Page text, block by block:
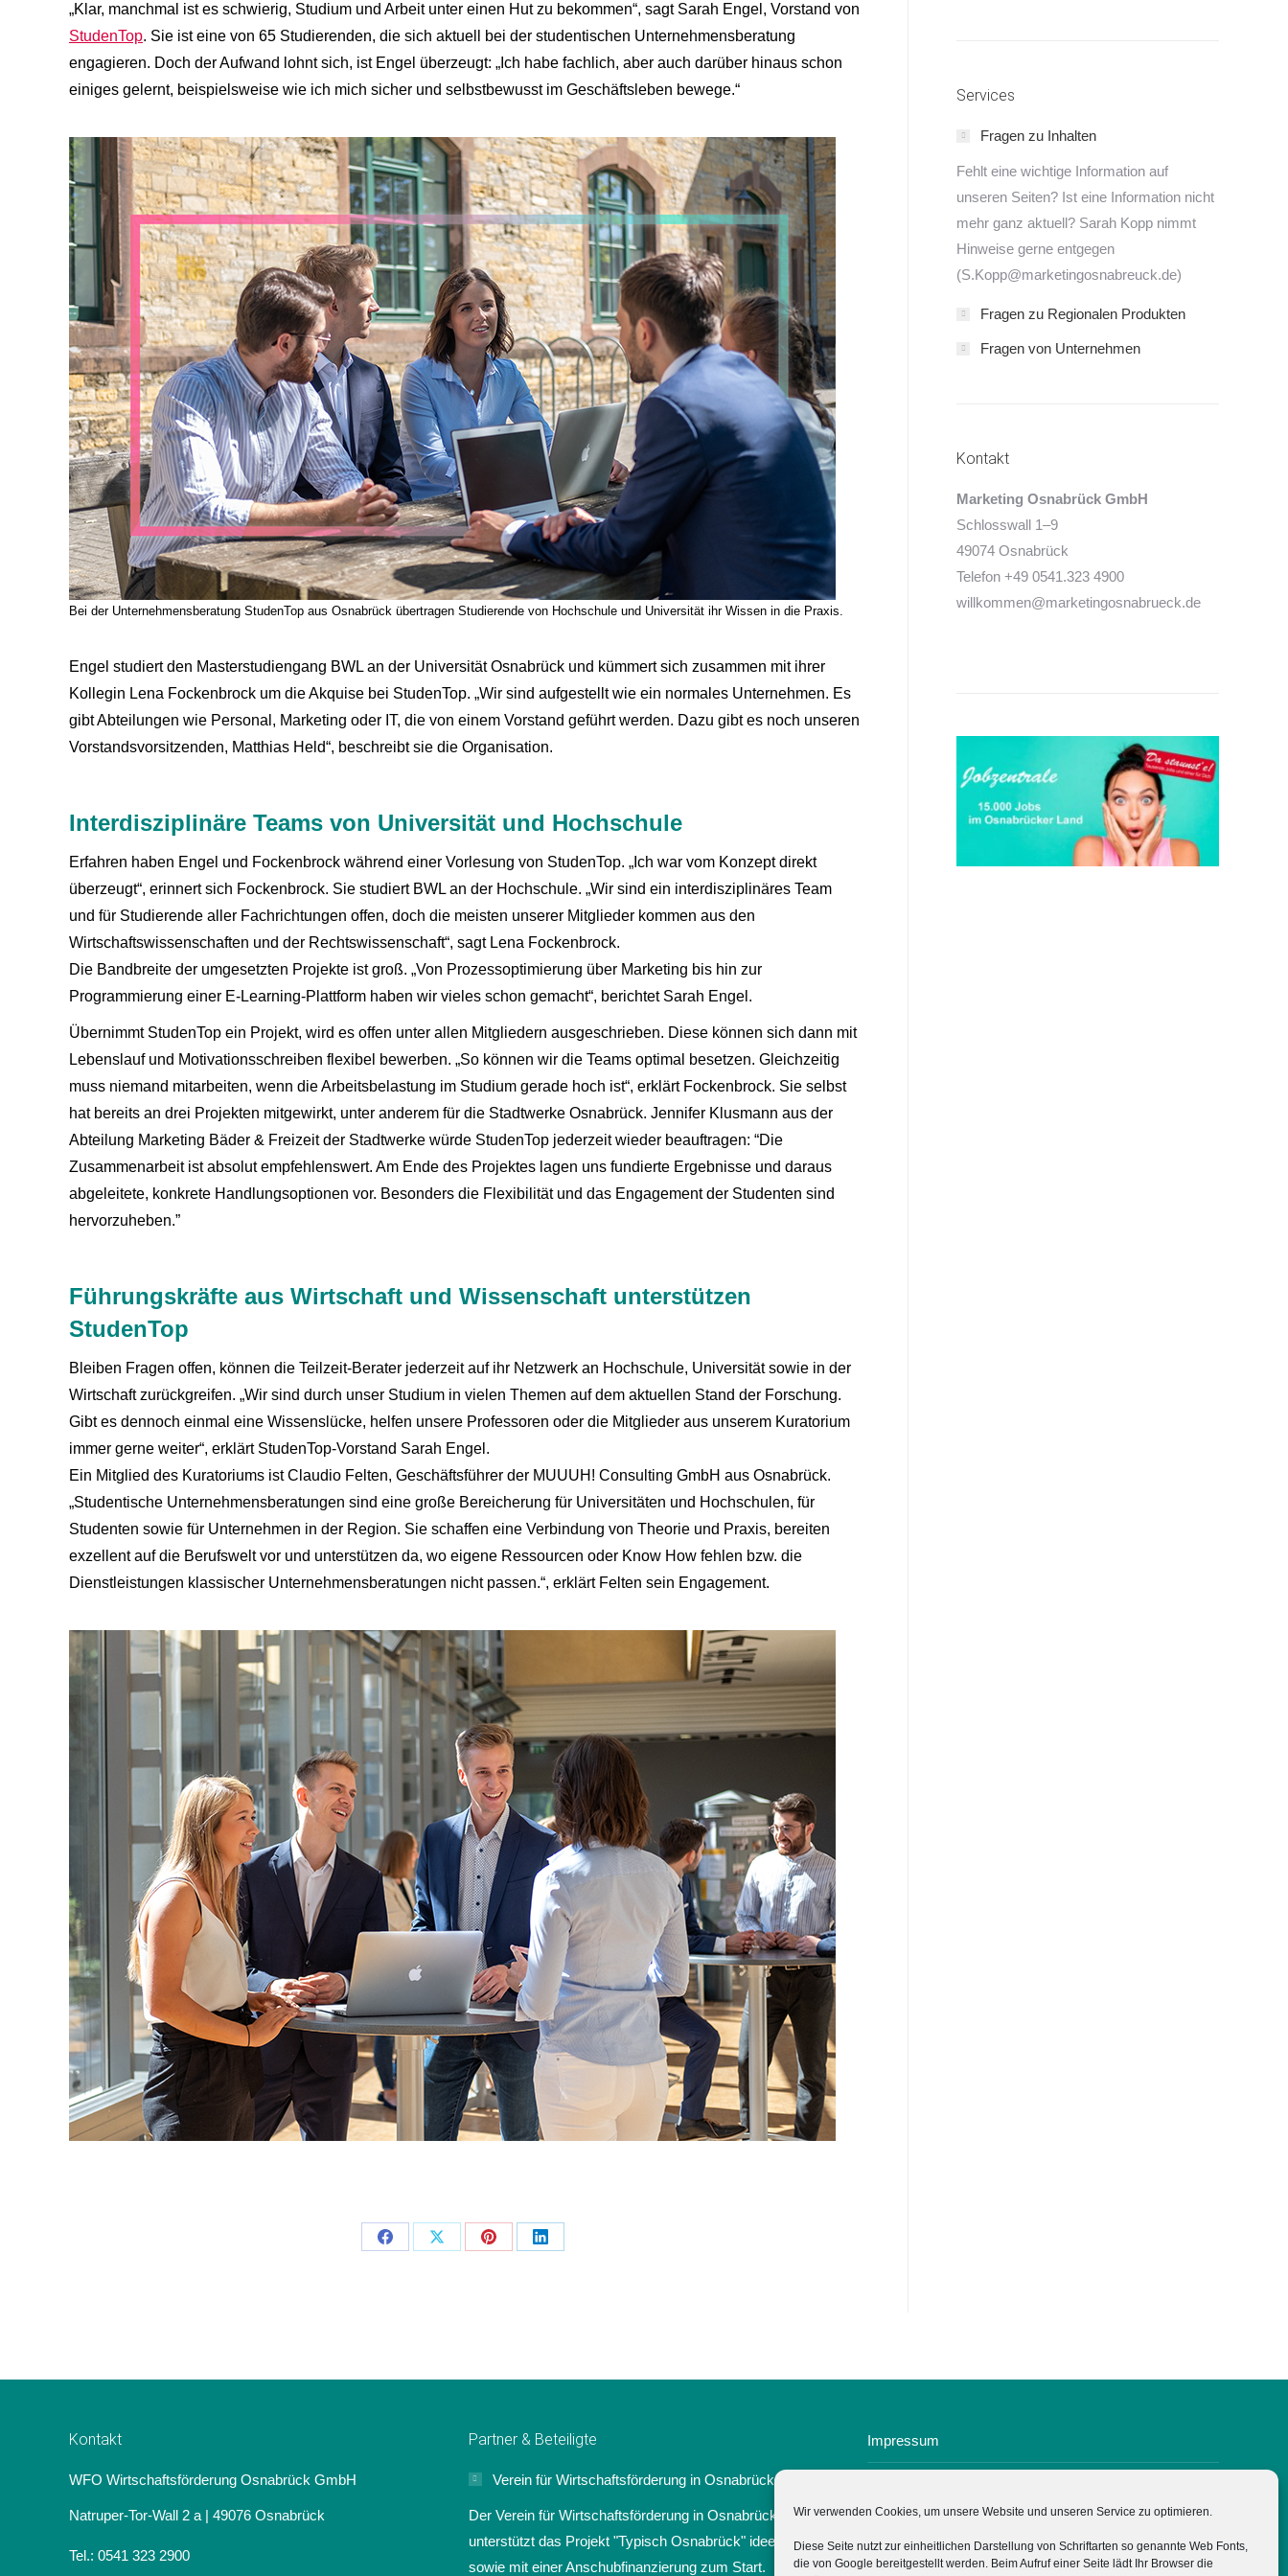
Wir verwenden Cookies, um unsere Website und unseren Service zu optimieren.
Diese Seite nutzt zur einheitlichen Darstellung von Schriftarten so genannte Web Fonts,
die von Google bereitgestellt werden. Beim Aufruf einer Seite lädt Ihr Browser die
„Klar, manchmal ist es schwierig, Studium und Arbeit unter einen Hut zu bekommen“, sagt Sarah Engel, Vorstand von
StudenTop. Sie ist eine von 65 Studierenden, die sich aktuell bei der studentischen Unternehmensberatung
engagieren. Doch der Aufwand lohnt sich, ist Engel überzeugt: „Ich habe fachlich, aber auch darüber hinaus schon
einiges gelernt, beispielsweise wie ich mich sicher und selbstbewusst im Geschäftsleben bewege.“
Bei der Unternehmensberatung StudenTop aus Osnabrück übertragen Studierende von Hochschule und Universität ihr Wissen in die Praxis.
Engel studiert den Masterstudiengang BWL an der Universität Osnabrück und kümmert sich zusammen mit ihrer
Kollegin Lena Fockenbrock um die Akquise bei StudenTop. „Wir sind aufgestellt wie ein normales Unternehmen. Es
gibt Abteilungen wie Personal, Marketing oder IT, die von einem Vorstand geführt werden. Dazu gibt es noch unseren
Vorstandsvorsitzenden, Matthias Held“, beschreibt sie die Organisation.
Interdisziplinäre Teams von Universität und Hochschule
Erfahren haben Engel und Fockenbrock während einer Vorlesung von StudenTop. „Ich war vom Konzept direkt
überzeugt“, erinnert sich Fockenbrock. Sie studiert BWL an der Hochschule. „Wir sind ein interdisziplinäres Team
und für Studierende aller Fachrichtungen offen, doch die meisten unserer Mitglieder kommen aus den
Wirtschaftswissenschaften und der Rechtswissenschaft“, sagt Lena Fockenbrock.
Die Bandbreite der umgesetzten Projekte ist groß. „Von Prozessoptimierung über Marketing bis hin zur
Programmierung einer E-Learning-Plattform haben wir vieles schon gemacht“, berichtet Sarah Engel.
Übernimmt StudenTop ein Projekt, wird es offen unter allen Mitgliedern ausgeschrieben. Diese können sich dann mit
Lebenslauf und Motivationsschreiben flexibel bewerben. „So können wir die Teams optimal besetzen. Gleichzeitig
muss niemand mitarbeiten, wenn die Arbeitsbelastung im Studium gerade hoch ist“, erklärt Fockenbrock. Sie selbst
hat bereits an drei Projekten mitgewirkt, unter anderem für die Stadtwerke Osnabrück. Jennifer Klusmann aus der
Abteilung Marketing Bäder & Freizeit der Stadtwerke würde StudenTop jederzeit wieder beauftragen: “Die
Zusammenarbeit ist absolut empfehlenswert. Am Ende des Projektes lagen uns fundierte Ergebnisse und daraus
abgeleitete, konkrete Handlungsoptionen vor. Besonders die Flexibilität und das Engagement der Studenten sind
hervorzuheben.”
Führungskräfte aus Wirtschaft und Wissenschaft unterstützen
StudenTop
Bleiben Fragen offen, können die Teilzeit-Berater jederzeit auf ihr Netzwerk an Hochschule, Universität sowie in der
Wirtschaft zurückgreifen. „Wir sind durch unser Studium in vielen Themen auf dem aktuellen Stand der Forschung.
Gibt es dennoch einmal eine Wissenslücke, helfen unsere Professoren oder die Mitglieder aus unserem Kuratorium
immer gerne weiter“, erklärt StudenTop-Vorstand Sarah Engel.
Ein Mitglied des Kuratoriums ist Claudio Felten, Geschäftsführer der MUUUH! Consulting GmbH aus Osnabrück.
„Studentische Unternehmensberatungen sind eine große Bereicherung für Universitäten und Hochschulen, für
Studenten sowie für Unternehmen in der Region. Sie schaffen eine Verbindung von Theorie und Praxis, bereiten
exzellent auf die Berufswelt vor und unterstützen da, wo eigene Ressourcen oder Know How fehlen bzw. die
Dienstleistungen klassischer Unternehmensberatungen nicht passen.“, erklärt Felten sein Engagement.
Teilen
Teilen
Teilen
Teilen
Services
Fragen zu Inhalten
Fehlt eine wichtige Information auf
unseren Seiten? Ist eine Information nicht
mehr ganz aktuell? Sarah Kopp nimmt
Hinweise gerne entgegen
(S.Kopp@marketingosnabreuck.de)
Fragen zu Regionalen Produkten
Fragen von Unternehmen
Kontakt
Marketing Osnabrück GmbH
Schlosswall 1–9
49074 Osnabrück
Telefon +49 0541.323 4900
willkommen@marketingosnabrueck.de
Kontakt
WFO Wirtschaftsförderung Osnabrück GmbH
Natruper-Tor-Wall 2 a | 49076 Osnabrück
Tel.: 0541 323 2900
Partner & Beteiligte
Verein für Wirtschaftsförderung in Osnabrück e.V.
Der Verein für Wirtschaftsförderung in Osnabrück e.V.
unterstützt das Projekt "Typisch Osnabrück" ideell
sowie mit einer Anschubfinanzierung zum Start.
Impressum